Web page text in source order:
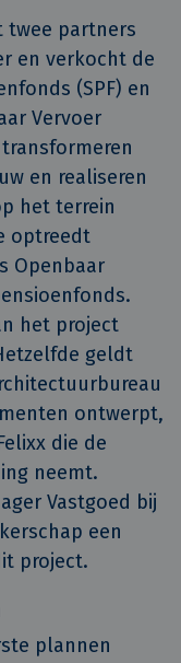
twee partners
en verkocht de
(SPF) en
Vervoer
transformeren
en realiseren
het terrein
optreedt
Openbaar
het project
geldt
ontwerpt,
die de
neemt.
Vastgoed bij
een
project.
plannen